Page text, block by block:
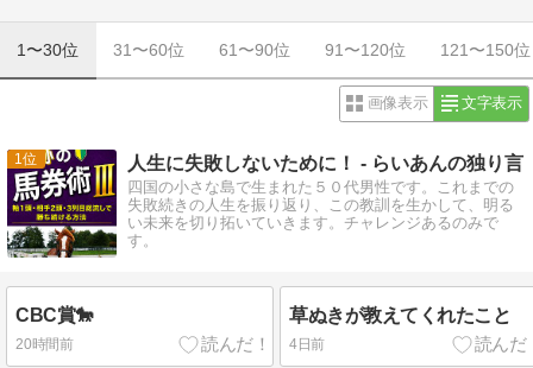
1〜30位 31〜60位 61〜90位 91〜120位 121〜150位
画像表示 文字表示
1 人生に失敗しないために！ - らいあんの独り言
四国の小さな島で生まれた５０代男性です。これまでの
失敗続きの人生を振り返り、この教訓を生かして、明る
い未来を切り拓いていきます。チャレンジあるのみで
す。
CBC賞🐎
20時間前
草ぬきが教えてくれたこと
4日前